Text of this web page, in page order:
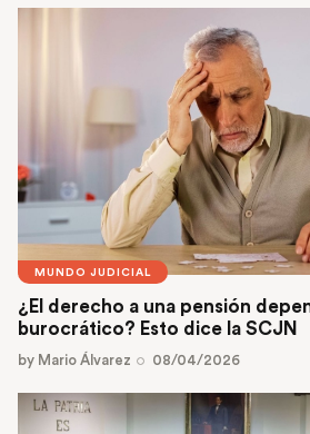
MUNDO JUDICIAL
¿El derecho a una pensión
burocrático? Esto dice la SCJN
by Mario Álvarez 08/04/2026